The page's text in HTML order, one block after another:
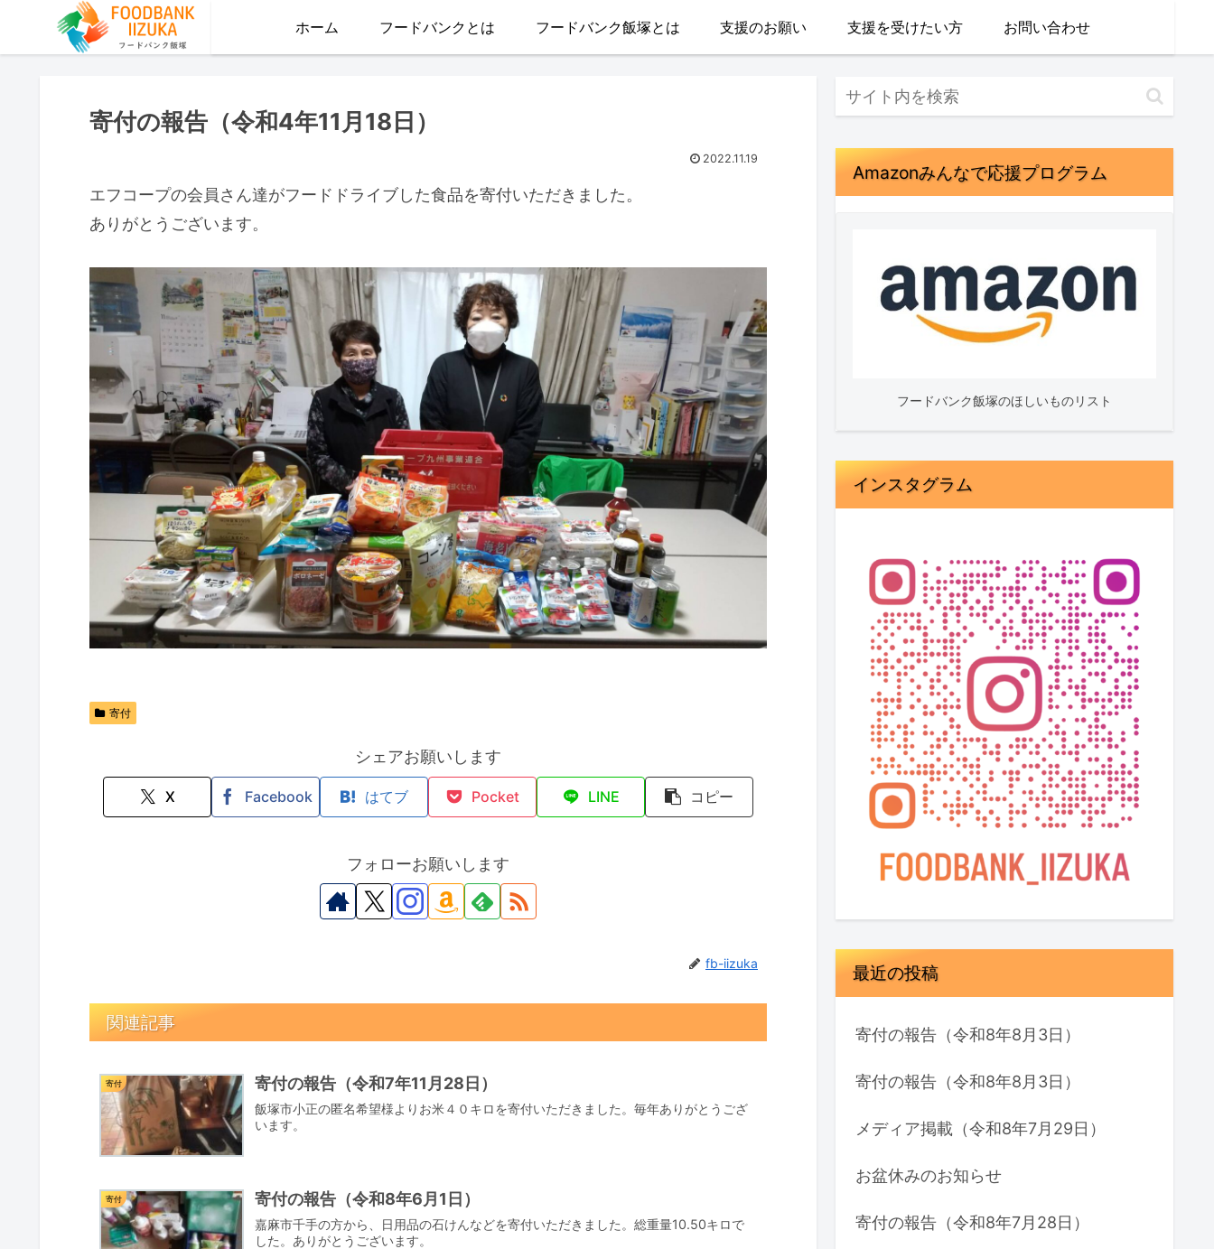
ホーム フードバンクとは フードバンク飯塚とは 支援のお願い 支援を受けたい方 お問い合わせ
寄付の報告（令和4年11月18日）
2022.11.19
エフコープの会員さん達がフードドライブした食品を寄付いただきました。
ありがとうございます。
寄付
シェアお願いします
X Facebook はてブ Pocket LINE コピー
フォローお願いします
fb-iizuka
関連記事
寄付 寄付の報告（令和7年11月28日）
飯塚市小正の匿名希望様よりお米４０キロを寄付いただきました。毎年ありがとうござ
います。
寄付 寄付の報告（令和8年6月1日）
嘉麻市千手の方から、日用品の石けんなどを寄付いただきました。総重量10.50キロで
した。ありがとうございます。
Amazonみんなで応援プログラム
フードバンク飯塚のほしいものリスト
インスタグラム
最近の投稿
寄付の報告（令和8年8月3日）
寄付の報告（令和8年8月3日）
メディア掲載（令和8年7月29日）
お盆休みのお知らせ
寄付の報告（令和8年7月28日）